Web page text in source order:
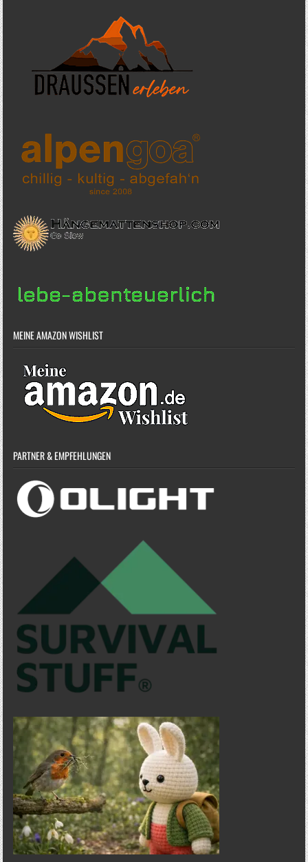
MEINE AMAZON WISHLIST
PARTNER & EMPFEHLUNGEN